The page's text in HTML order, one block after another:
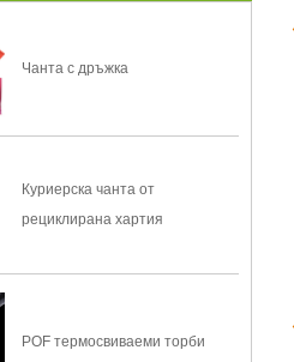
Чанта с дръжка
Куриерска чанта от
рециклирана хартия
POF термосвиваеми торби